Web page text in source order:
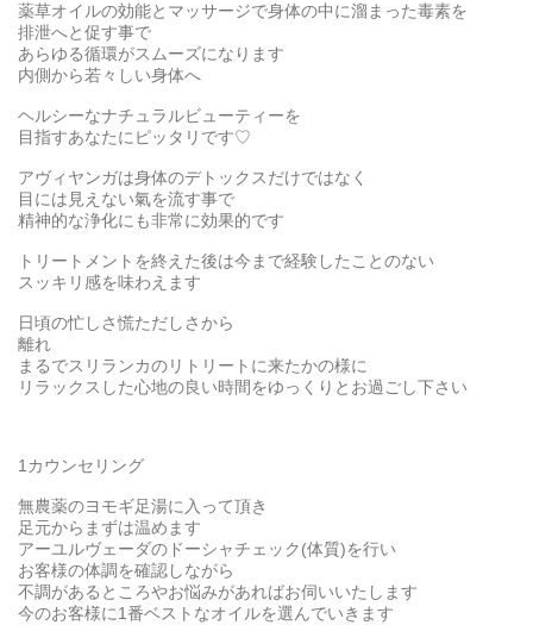
薬草オイルの効能とマッサージで身体の中に溜まった毒素を
排泄へと促す事で
あらゆる循環がスムーズになります
内側から若々しい身体へ
ヘルシーなナチュラルビューティーを
目指すあなたにピッタリです♡
アヴィヤンガは身体のデトックスだけではなく
目には見えない氣を流す事で
精神的な浄化にも非常に効果的です
トリートメントを終えた後は今まで経験したことのない
スッキリ感を味わえます
日頃の忙しさ慌ただしさから
離れ
まるでスリランカのリトリートに来たかの様に
リラックスした心地の良い時間をゆっくりとお過ごし下さい
1カウンセリング
無農薬のヨモギ足湯に入って頂き
足元からまずは温めます
アーユルヴェーダのドーシャチェック(体質)を行い
お客様の体調を確認しながら
不調があるところやお悩みがあればお伺いいたします
今のお客様に1番ベストなオイルを選んでいきます